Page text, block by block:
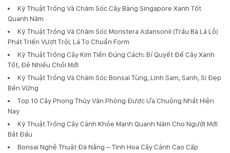
Kỹ Thuật Trồng Và Chăm Sóc Cây Bàng Singapore Xanh Tốt
Quanh Năm
Kỹ Thuật Trồng Và Chăm Sóc Monstera Adansonii (Trầu Bà Lá Lỗ)
Phát Triển Vượt Trội, Lá To Chuẩn Form
Kỹ Thuật Trồng Cây Kim Tiền Đúng Cách: Bí Quyết Để Cây Xanh
Tốt, Đẻ Nhiều Chồi Mới
Kỹ Thuật Trồng Và Chăm Sóc Bonsai Tùng, Linh Sam, Sanh, Si Đẹp
Bền Vững
Top 10 Cây Phong Thủy Văn Phòng Được Ưa Chuộng Nhất Hiện
Nay
Kỹ Thuật Trồng Cây Cảnh Khỏe Mạnh Quanh Năm Cho Người Mới
Bắt Đầu
Bonsai Nghệ Thuật Đà Nẵng – Tinh Hoa Cây Cảnh Cao Cấp